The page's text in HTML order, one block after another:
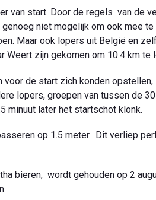
van start. Door de regels van de
niet mogelijk om ook mee te
Maar ook lopers uit België en
Weert zijn gekomen om 10.4 km te
voor de start zich konden
lopers, groepen van tussen de
minuut later het startschot klonk.
op 1.5 meter. Dit verliep
bieren, wordt gehouden op 2